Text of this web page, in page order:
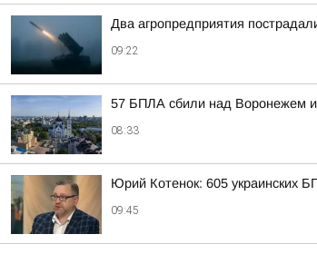
Два агропредприятия
09:22
57 БПЛА сбили над Воронежем и
08:33
Юрий Котенок: 605 украинских
09:45